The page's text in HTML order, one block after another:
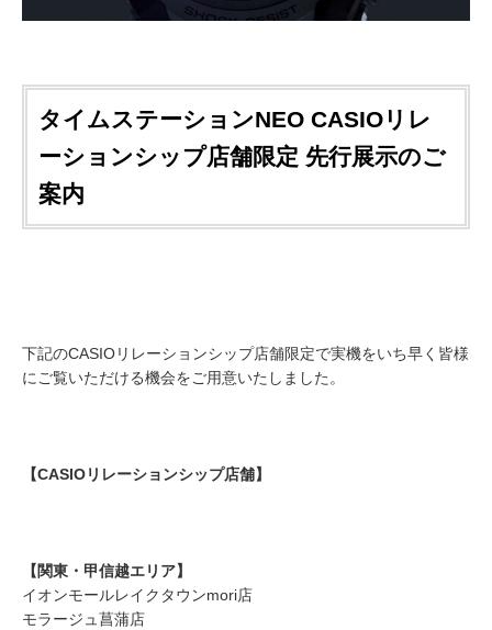
タイムステーションNEO CASIOリレ
ーションシップ店舗限定 先行展示のご
案内
下記のCASIOリレーションシップ店舗限定で実機をいち早く皆様
にご覧いただける機会をご用意いたしました。
【CASIOリレーションシップ店舗】
【関東・甲信越エリア】
イオンモールレイクタウンmori店
モラージュ菖蒲店